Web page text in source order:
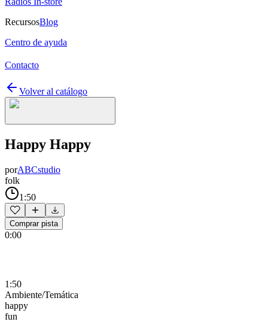
RecursosBlog
Centro de ayuda
Contacto
Volver al catálogo
Happy Happy
porABCstudio
folk
1:50
Comprar pista
0:00
1:50
Ambiente/Temática
happy
fun